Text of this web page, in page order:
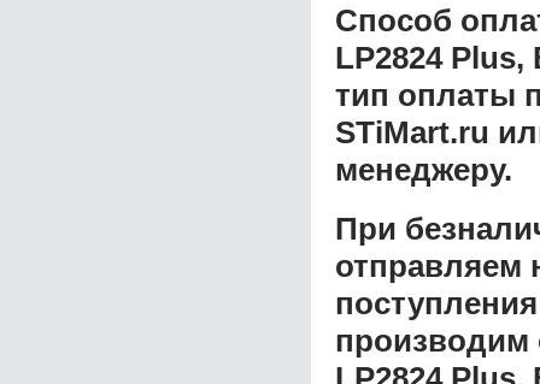
Способ
LP2824 Plus,
тип оплаты
STiMart.ru
менеджеру.
При
отправляем
производим